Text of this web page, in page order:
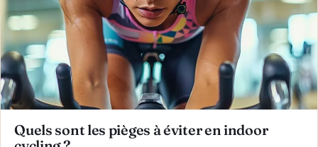
Quels sont les pièges à éviter en indoor